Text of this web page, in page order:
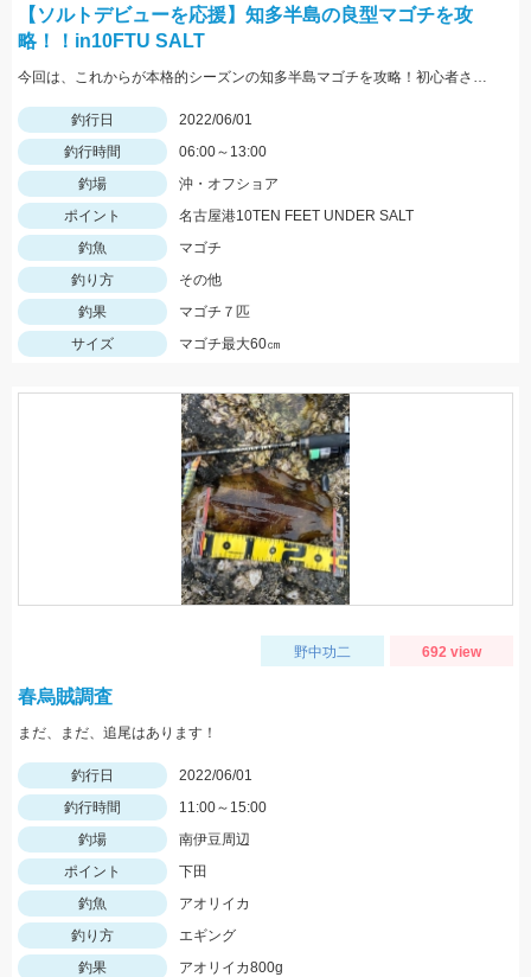
【ソルトデビューを応援】知多半島の良型マゴチを攻
略！！in10FTU SALT
今回は、これからが本格的シーズンの知多半島マゴチを攻略！初心者さんでも釣りやすいボートのマゴチゲームがおすすめです！！
釣行日
2022/06/01
釣行時間
06:00～13:00
釣場
沖・オフショア
ポイント
名古屋港10TEN FEET UNDER SALT
釣魚
マゴチ
釣り方
その他
釣果
マゴチ７匹
サイズ
マゴチ最大60㎝
野中功二 692 view
春烏賊調査
まだ、まだ、追尾はあります！
釣行日
2022/06/01
釣行時間
11:00～15:00
釣場
南伊豆周辺
ポイント
下田
釣魚
アオリイカ
釣り方
エギング
釣果
アオリイカ800g